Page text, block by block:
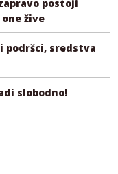
postoji
žive
podršci, sredstva
slobodno!